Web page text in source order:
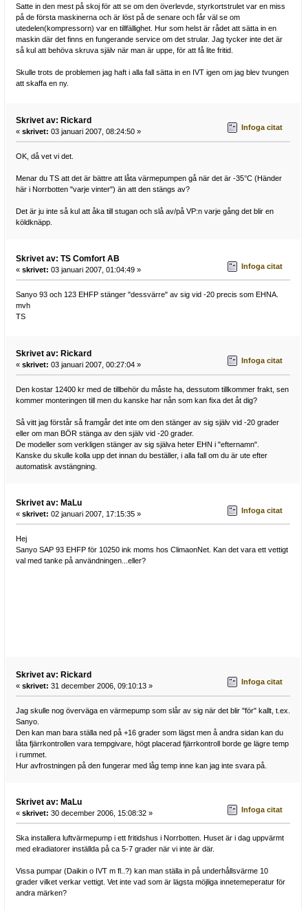
Satte in den mest på skoj för att se om den överlevde, styrkortstrulet var en miss
på de första maskinerna och är löst på de senare och får väl se om
utedelen(kompressorn) var en tillfällighet. Hur som helst är rådet att sätta in en
maskin där det finns en fungerande service om det strular. Jag tycker inte det är
så kul att behöva skruva själv när man är uppe, för att få lite fritid.
Skulle trots de problemen jag haft i alla fall sätta in en IVT igen om jag blev tvungen
att skaffa en ny.
Skrivet av: Rickard
« skrivet: 03 januari 2007, 08:24:50 » Infoga citat
OK, då vet vi det.
Menar du TS att det är bättre att låta värmepumpen gå när det är -35°C (Händer
här i Norrbotten "varje vinter") än att den stängs av?
Det är ju inte så kul att åka till stugan och slå av/på VP:n varje gång det blir en
köldknäpp.
Skrivet av: TS Comfort AB
« skrivet: 03 januari 2007, 01:04:49 » Infoga citat
Sanyo 93 och 123 EHFP stänger "dessvärre" av sig vid -20 precis som EHNA.
mvh
TS
Skrivet av: Rickard
« skrivet: 03 januari 2007, 00:27:04 » Infoga citat
Den kostar 12400 kr med de tillbehör du måste ha, dessutom tillkommer frakt, sen
kommer monteringen till men du kanske har nån som kan fixa det åt dig?
Så vitt jag förstår så framgår det inte om den stänger av sig själv vid -20 grader
eller om man BÖR stänga av den själv vid -20 grader.
De modeller som verkligen stänger av sig själva heter EHN i "efternamn".
Kanske du skulle kolla upp det innan du beställer, i alla fall om du är ute efter
automatisk avstängning.
Skrivet av: MaLu
« skrivet: 02 januari 2007, 17:15:35 » Infoga citat
Hej
Sanyo SAP 93 EHFP för 10250 ink moms hos ClimaonNet. Kan det vara ett vettigt
val med tanke på användningen...eller?
Skrivet av: Rickard
« skrivet: 31 december 2006, 09:10:13 » Infoga citat
Jag skulle nog överväga en värmepump som slår av sig när det blir "för" kallt, t.ex.
Sanyo.
Den kan man bara ställa ned på +16 grader som lägst men å andra sidan kan du
låta fjärrkontrollen vara tempgivare, högt placerad fjärrkontroll borde ge lägre temp
i rummet.
Hur avfrostningen på den fungerar med låg temp inne kan jag inte svara på.
Skrivet av: MaLu
« skrivet: 30 december 2006, 15:08:32 » Infoga citat
Ska installera luftvärmepump i ett fritidshus i Norrbotten. Huset är i dag uppvärmt
med elradiatorer inställda på ca 5-7 grader när vi inte är där.
Vissa pumpar (Daikin o IVT m fl..?) kan man ställa in på underhållsvärme 10
grader vilket verkar vettigt. Vet inte vad som är lägsta möjliga innetemeperatur för
andra märken?